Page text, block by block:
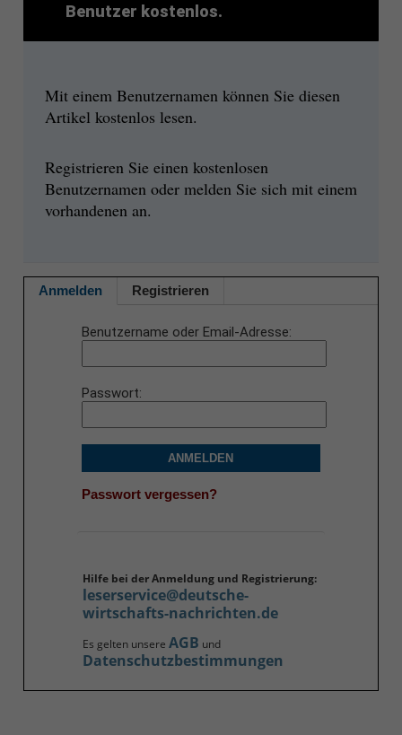
Benutzer kostenlos.
Mit einem Benutzernamen können Sie diesen
Artikel kostenlos lesen.
Registrieren Sie einen kostenlosen
Benutzernamen oder melden Sie sich mit einem
vorhandenen an.
Anmelden Registrieren
Benutzername oder Email-Adresse
Passwort
ANMELDEN
Passwort vergessen?
Hilfe bei der Anmeldung und Registrierung:
leserservice@deutsche-
wirtschafts-nachrichten.de
Es gelten unsere AGB und
Datenschutzbestimmungen